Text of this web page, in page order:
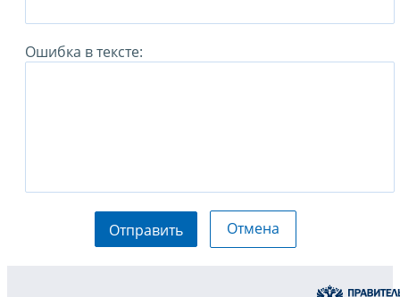
Ошибка в тексте:
Отправить Отмена